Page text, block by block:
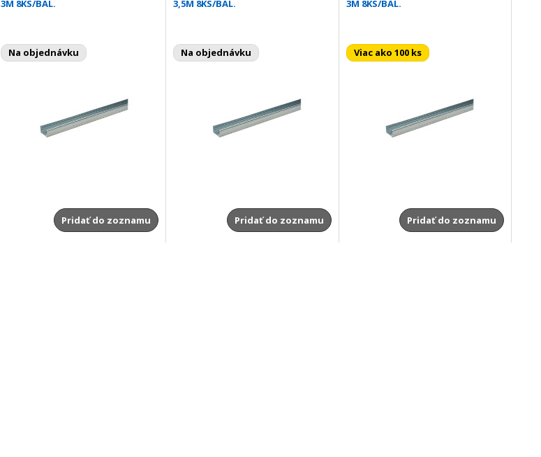
3M 8KS/BAL.
Na objednávku
Pridať do zoznamu
3,5M 8KS/BAL.
Na objednávku
Pridať do zoznamu
3M 8KS/BAL.
Viac ako 100 ks
Pridať do zoznamu